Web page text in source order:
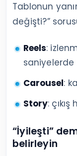
Tablonun
değişti?”
Reels:
Carousel:
Story:
“İyileşti”
belirleyin